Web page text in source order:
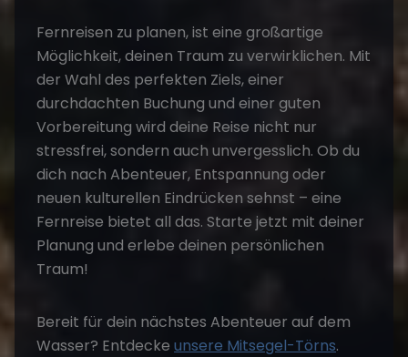
Fernreisen zu planen, ist eine großartige
Möglichkeit, deinen Traum zu verwirklichen. Mit
der Wahl des perfekten Ziels, einer
durchdachten Buchung und einer guten
Vorbereitung wird deine Reise nicht nur
stressfrei, sondern auch unvergesslich. Ob du
dich nach Abenteuer, Entspannung oder
neuen kulturellen Eindrücken sehnst – eine
Fernreise bietet all das. Starte jetzt mit deiner
Planung und erlebe deinen persönlichen
Traum!
Bereit für dein nächstes Abenteuer auf dem
Wasser? Entdecke unsere Mitsegel-Törns.